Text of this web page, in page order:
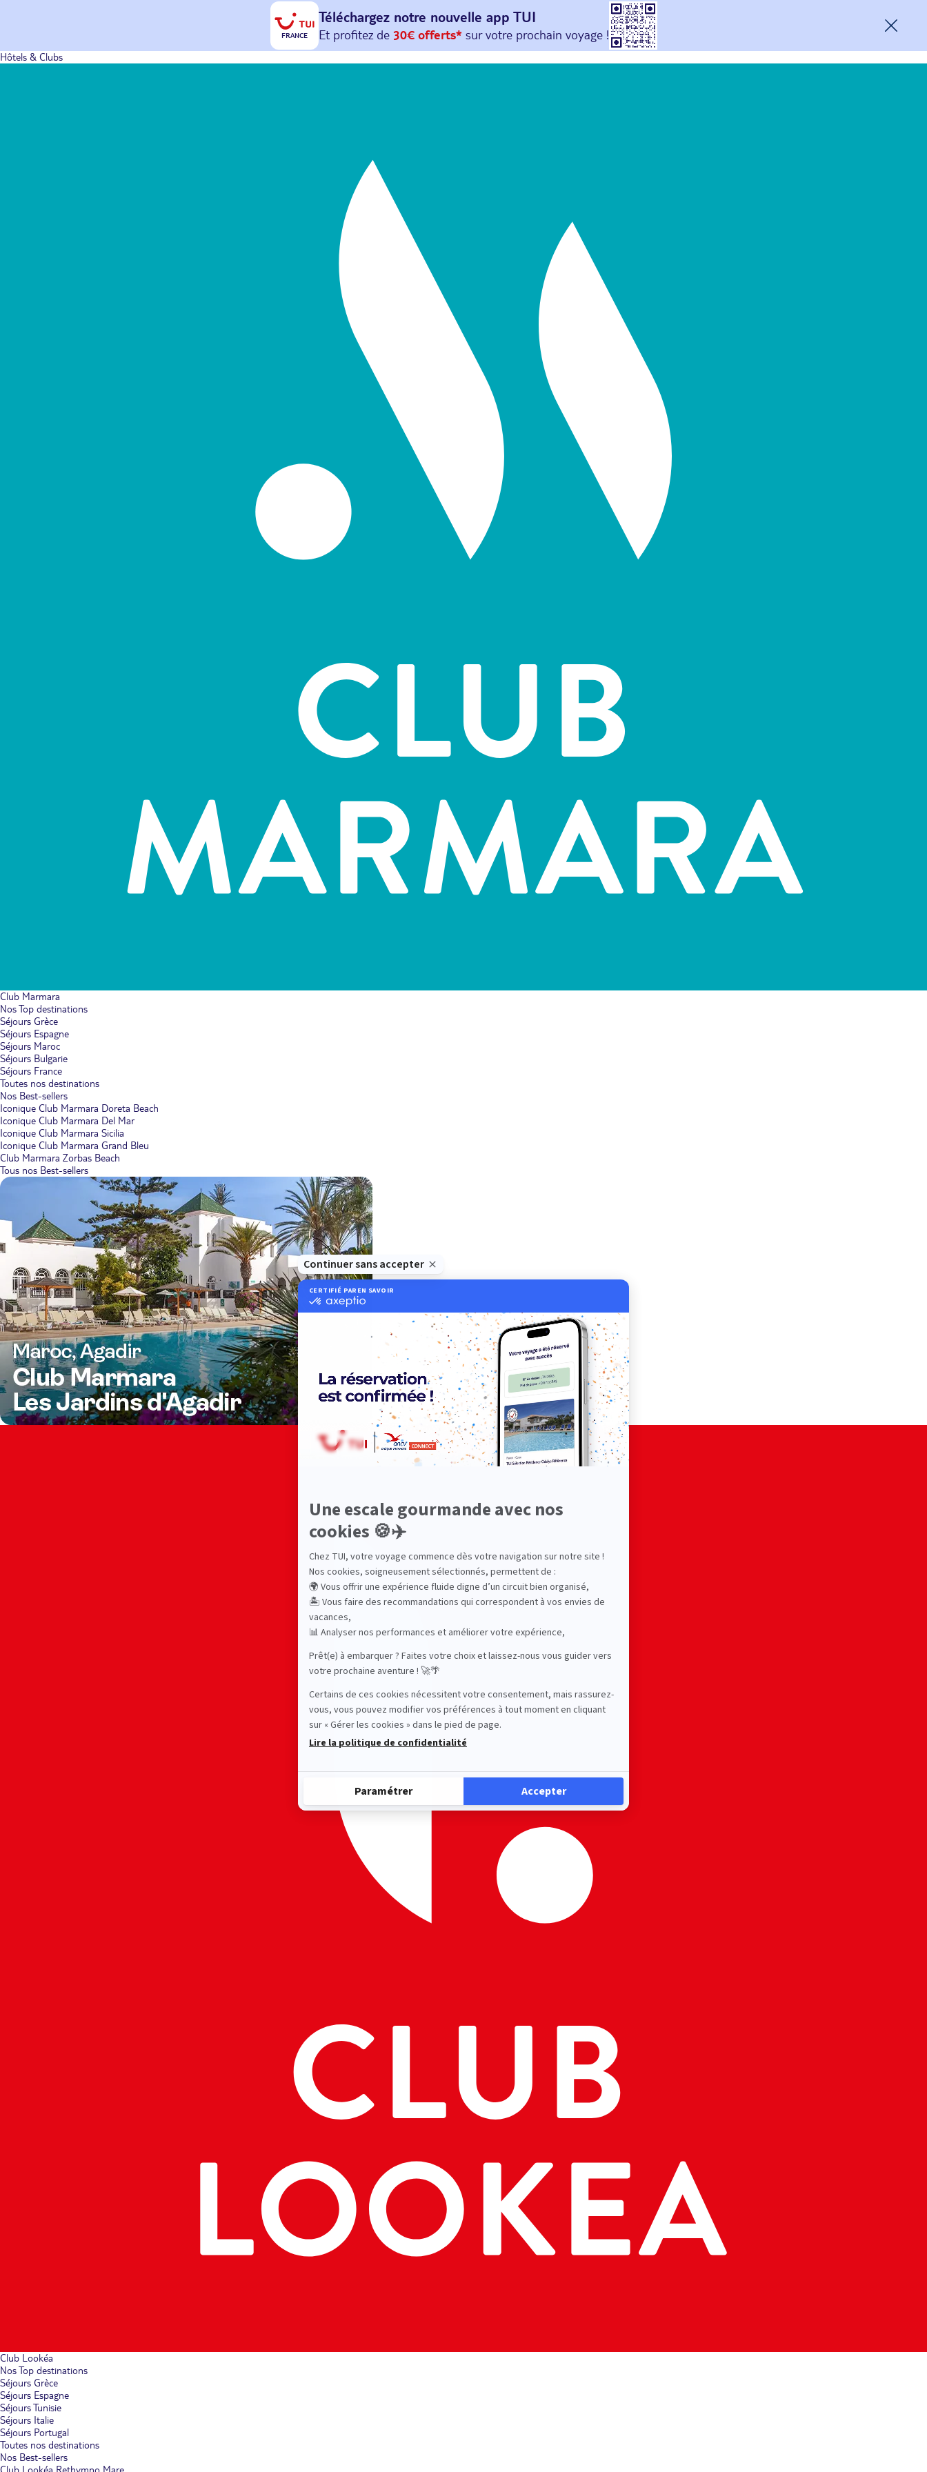
FRANCE
Téléchargez notre nouvelle app TUI
Et profitez de 30€ offerts*sur votreprochain
avec le code : HAPPYAPP
Hôtels & Clubs
Club Marmara
Nos Top destinations
Séjours Grèce
Séjours Espagne
Séjours Maroc
Séjours Bulgarie
Séjours France
Toutes nos destinations
Nos Best-sellers
Iconique Club Marmara Doreta Beach
Iconique Club Marmara Del Mar
Iconique Club Marmara Sicilia
Iconique Club Marmara Grand Bleu
Club Marmara Zorbas Beach
Tous nos Best-sellers
Club Lookéa
Nos Top destinations
Séjours Grèce
Séjours Espagne
Séjours Tunisie
Séjours Italie
Séjours Portugal
Toutes nos destinations
Nos Best-sellers